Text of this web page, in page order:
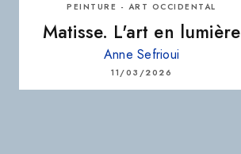
PEINTURE - ART OCCIDENTAL
Matisse. L'art en lumière
Anne Sefrioui
11/03/2026